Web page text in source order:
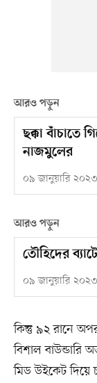
আরও পড়ুন
ছক্কা বাঁচাতে
নাজমুলের
০৯ জানুয়ারি ২০২৩
আরও পড়ুন
তৌহিদের
০৯ জানুয়ারি ২০২৩
কিন্তু ৯২ রানে
বিশাল বাউন্ডারি
মিড উইকেট